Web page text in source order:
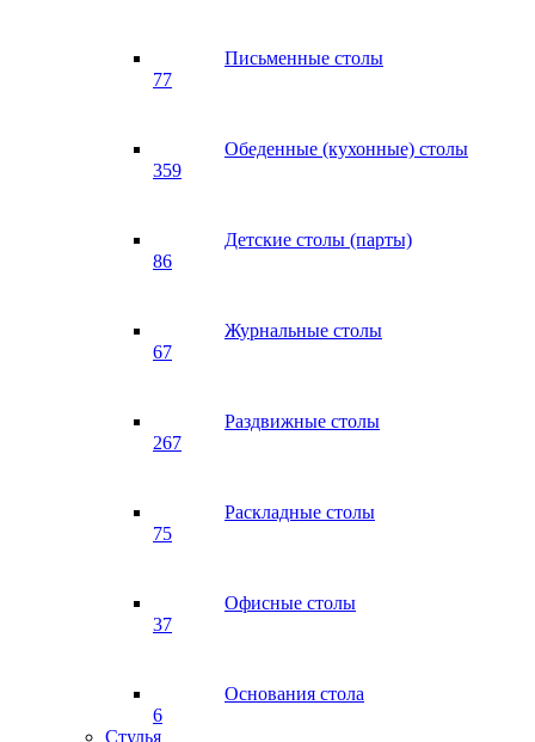
Письменные столы
77
Обеденные (кухонные) столы
359
Детские столы (парты)
86
Журнальные столы
67
Раздвижные столы
267
Раскладные столы
75
Офисные столы
37
Основания стола
6
Стулья